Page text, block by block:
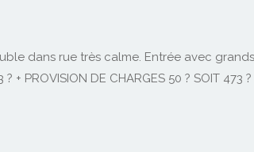
dans rue très calme. Entrée avec
DE CHARGES 50 ? SOIT 473 ?